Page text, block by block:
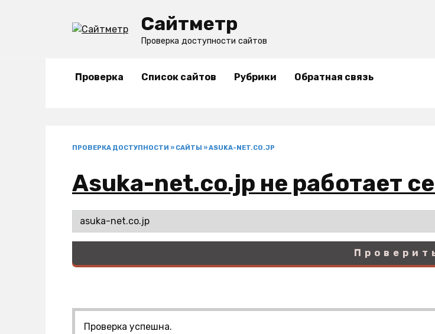
Сайтметр
Проверка доступности сайтов
Проверка Список сайтов Рубрики Обратная связь
ПРОВЕРКА ДОСТУПНОСТИ » САЙТЫ »ASUKA-NET.CO.JP
Asuka-net.co.jp не работает
Проверка успешна.